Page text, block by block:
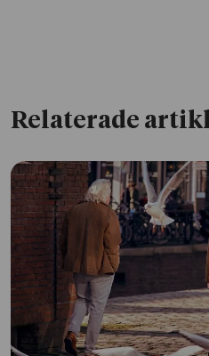
Relaterade